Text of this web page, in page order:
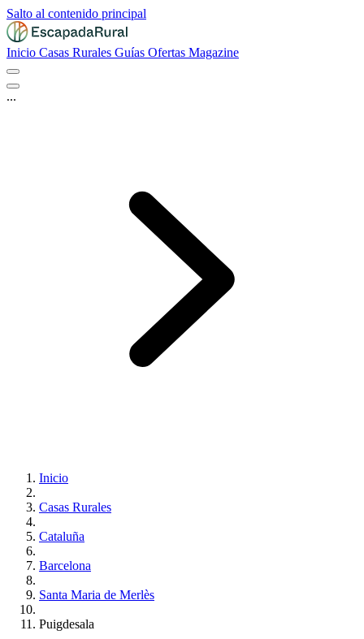
Salto al contenido principal
Inicio Casas Rurales Guías Ofertas Magazine
...
Inicio
Casas Rurales
Cataluña
Barcelona
Santa Maria de Merlès
Puigdesala